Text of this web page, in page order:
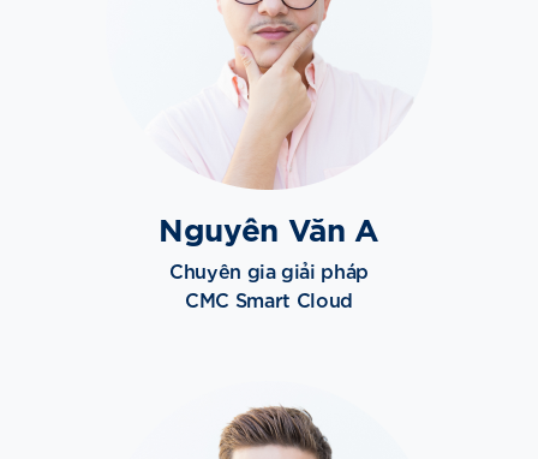
Nguyên Văn A
Chuyên gia giải pháp
CMC Smart Cloud